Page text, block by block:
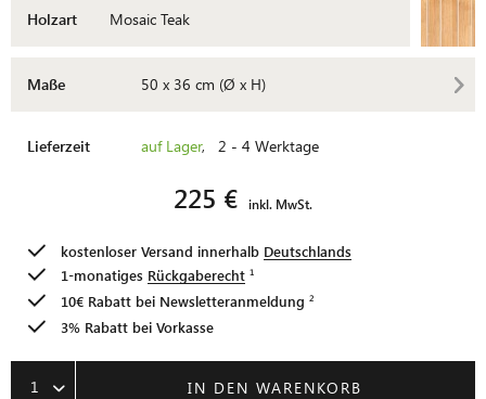
Holzart Mosaic Teak
Maße 50 x 36 cm (Ø x H)
Lieferzeit auf Lager, 2 - 4 Werktage
225 € inkl. MwSt.
kostenloser Versand innerhalb Deutschlands
1-monatiges Rückgaberecht
10€ Rabatt bei Newsletteranmeldung
3% Rabatt bei Vorkasse
1 IN DEN WARENKORB